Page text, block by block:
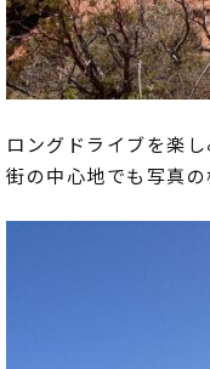
ロングドライブを楽
街の中心地でも写真